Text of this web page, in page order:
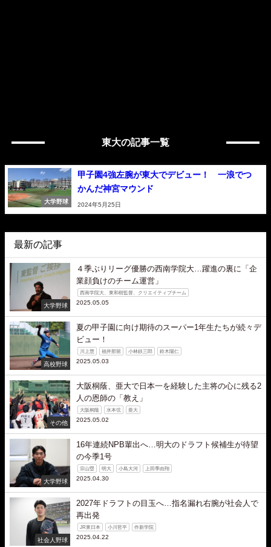
東大の記事一覧
大学野球
甲子園4強左腕が東大でデビュー！ 一浪でつ
かんだ神宮マウンド
2024年5月25日
最新の記事
大学野球
４季ぶりリーグ優勝の西南学院大…躍進の裏に「企
業顔負けのチーム運営」
西南学院大、東和樹監督、クリエイティブチーム
2025.05.05
高校野球
夏の甲子園に向け期待のスーパー1年生たちが続々デ
ビュー！
川上慧 福井那留 小林鉄三郎 鈴木陽仁
2025.05.03
その他
大阪桐蔭、亜大で日本一を経験した主将の心に残る2
人の恩師の「教え」
大阪桐蔭 水本弦 亜大
2025.05.02
大学野球
16年連続NPB輩出へ…明大のドラフト候補生が待望
の今季1号
宗山塁 明大 小島大河 上田季由翔
2025.04.30
社会人野球
2027年ドラフトの目玉へ…指名漏れ右腕が社会人で
再出発
JR東日本 小川哲平 作新学院
2025.04.22